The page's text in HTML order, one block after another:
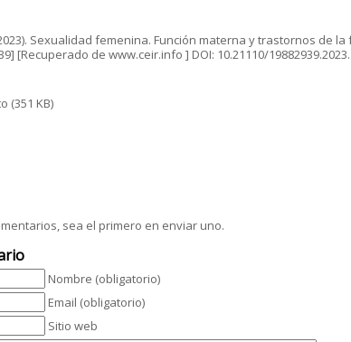
Sexualidad femenina. Función materna y trastornos de
[Recuperado de www.ceir.info ] DOI: 10.21110/
(351 KB)
sea el primero en enviar uno.
Nombre (obligatorio)
Email (obligatorio)
Sitio web